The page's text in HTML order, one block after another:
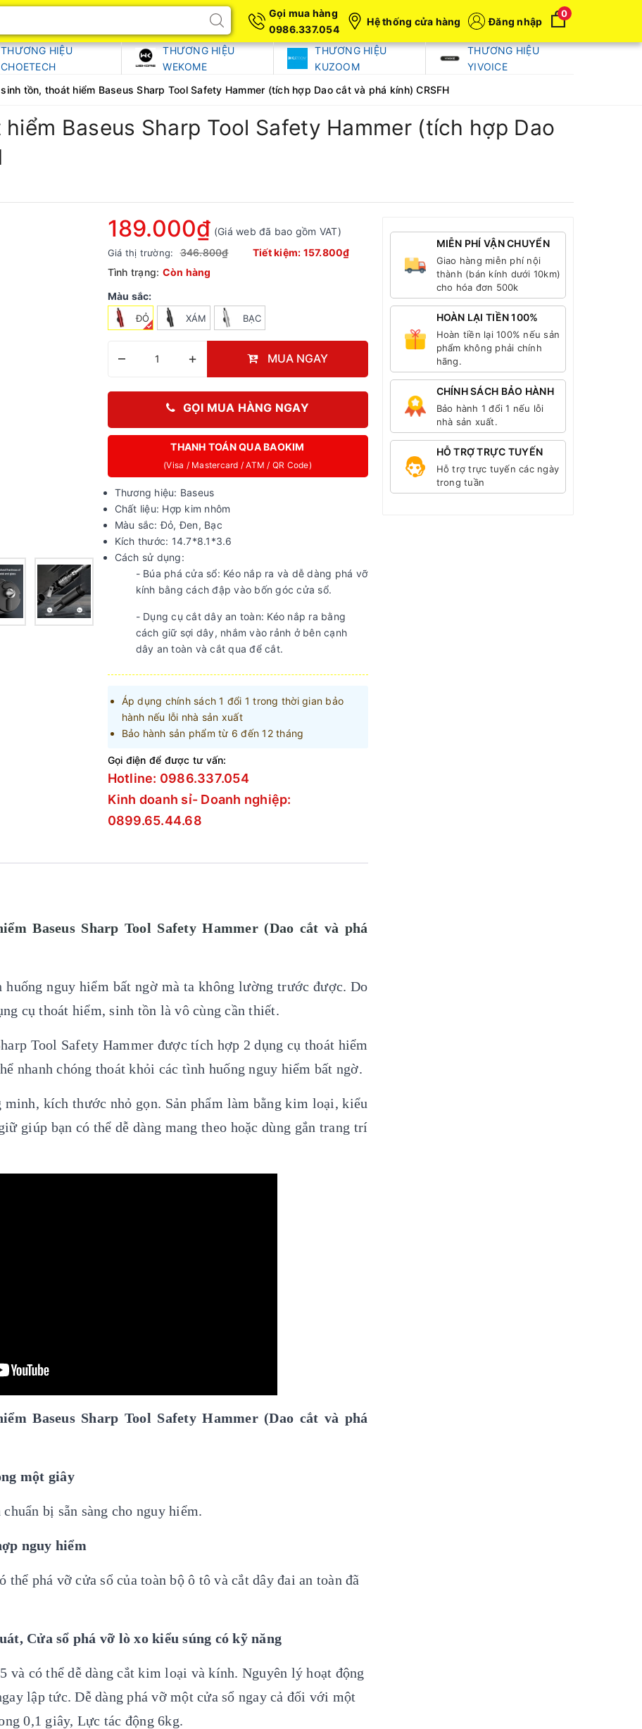
Gọi mua hàng
0986.337.054
Hệ thống cửa hàng Đăng nhập
0
THƯƠNG HIỆU
CHOETECH
THƯƠNG HIỆU
WEKOME
THƯƠNG HIỆU
KUZOOM
THƯƠNG HIỆU
YIVOICE
tồn, thoát hiểm Baseus Sharp Tool Safety Hammer (tích hợp Dao cắt và phá kính) CRSFH
Baseus Sharp Tool Safety Hammer (tích hợp Dao
189.000₫ (Giá web đã bao gồm VAT)
Giá thị trường: 346.800₫ Tiết kiệm: 157.800₫
Tình trạng: Còn hàng
Màu sắc:
ĐỎ XÁM BẠC
– + MUA NGAY
GỌI MUA HÀNG NGAY
THANH TOÁN QUA BAOKIM
(Visa / Mastercard / ATM / QR Code)
Thương hiệu: Baseus
Chất liệu: Hợp kim nhôm
Màu sắc: Đỏ, Đen, Bạc
Kích thước: 14.7*8.1*3.6
Cách sử dụng:
- Búa phá cửa sổ: Kéo nắp ra và dễ dàng phá vỡ
kính bằng cách đập vào bốn góc cửa sổ.
- Dụng cụ cắt dây an toàn: Kéo nắp ra bằng
cách giữ sợi dây, nhắm vào rảnh ở bên cạnh
dây an toàn và cắt qua để cắt.
Áp dụng chính sách 1 đổi 1 trong thời gian bảo
hành nếu lỗi nhà sản xuất
Bảo hành sản phẩm từ 6 đến 12 tháng
Gọi điện để được tư vấn:
Hotline: 0986.337.054
Kinh doanh sỉ- Doanh nghiệp:
0899.65.44.68
MIỄN PHÍ VẬN CHUYỂN
Giao hàng miễn phí nội
thành (bán kính dưới 10km)
cho hóa đơn 500k
HOÀN LẠI TIỀN 100%
Hoàn tiền lại 100% nếu sản
phẩm không phải chính
hãng.
CHÍNH SÁCH BẢO HÀNH
Bảo hành 1 đổi 1 nếu lỗi
nhà sản xuất.
HỖ TRỢ TRỰC TUYẾN
Hỗ trợ trực tuyến các ngày
trong tuần
Baseus Sharp Tool Safety Hammer (Dao cắt và phá
nguy hiểm bất ngờ mà ta không lường trước được. Do
cụ thoát hiểm, sinh tồn là vô cùng cần thiết.
Tool Safety Hammer được tích hợp 2 dụng cụ thoát hiểm
nhanh chóng thoát khỏi các tình huống nguy hiểm bất ngờ.
kích thước nhỏ gọn. Sản phẩm làm bằng kim loại, kiểu
giúp bạn có thể dễ dàng mang theo hoặc dùng gắn trang trí
Baseus Sharp Tool Safety Hammer (Dao cắt và phá
một giây
bị sẵn sàng cho nguy hiểm.
nguy hiểm
thể phá vỡ cửa sổ của toàn bộ ô tô và cắt dây đai an toàn đã
Cửa sổ phá vỡ lò xo kiểu súng có kỹ năng
và có thể dễ dàng cắt kim loại và kính. Nguyên lý hoạt động
lập tức. Dễ dàng phá vỡ một cửa sổ ngay cả đối với một
0,1 giây, Lực tác động 6kg.